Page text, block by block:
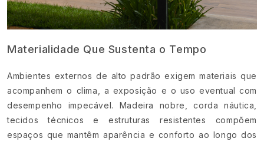
Materialidade Que Sustenta o Tempo
Ambientes externos de alto padrão exigem materiais que
acompanhem o clima, a exposição e o uso eventual com
desempenho impecável. Madeira nobre, corda náutica,
tecidos técnicos e estruturas resistentes compõem
espaços que mantêm aparência e conforto ao longo dos